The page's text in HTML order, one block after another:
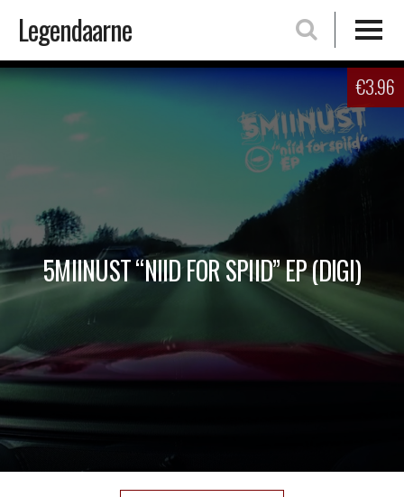
Skip
Legendaarne
€3.96
5MIINUST “NIID FOR SPIID” EP (DIGI)